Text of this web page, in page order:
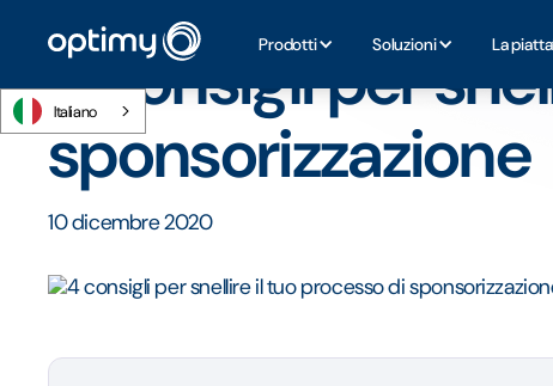
Prodotti Soluzioni La
Italiano
4 consigli per
sponsorizzazione
10 dicembre 2020